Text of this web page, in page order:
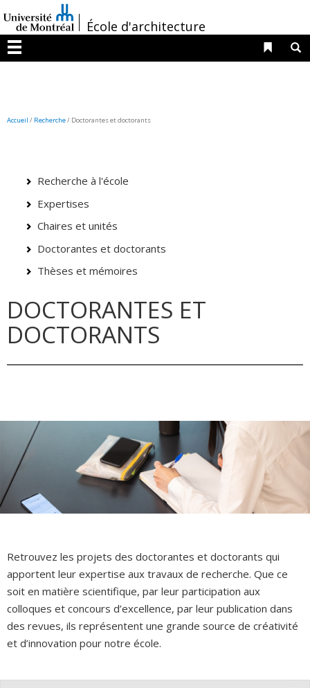
au
contenu
/École d'architecture
Menu
Liens
Accueil / Recherche/ Doctorantes et doctorants
Recherche à l'école
Expertises
Chaires et unités
Doctorantes et doctorants
Thèses et mémoires
DOCTORANTES ET
DOCTORANTS
Retrouvez les projets des doctorantes et doctorants qui
apportent leur expertise aux travaux de recherche. Que ce
soit en matière scientifique, par leur participation aux
colloques et concours d’excellence, par leur publication dans
des revues, ils représentent une grande source de créativité
et d’innovation pour notre école.